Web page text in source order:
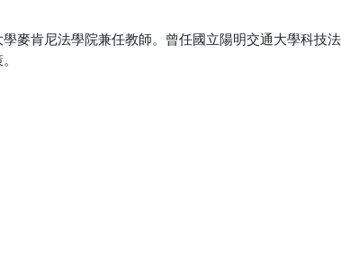
肯尼法學院兼任教師。曾任國立陽明交通大學科技法